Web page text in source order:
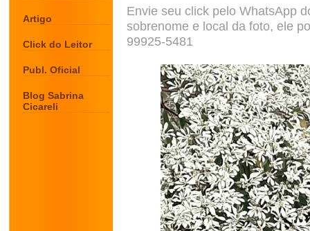
Artigo
Click do Leitor
Publ. Oficial
Blog Sabrina
Cicareli
Envie seu click pelo WhatsApp
sobrenome e local da foto, ele
99925-5481